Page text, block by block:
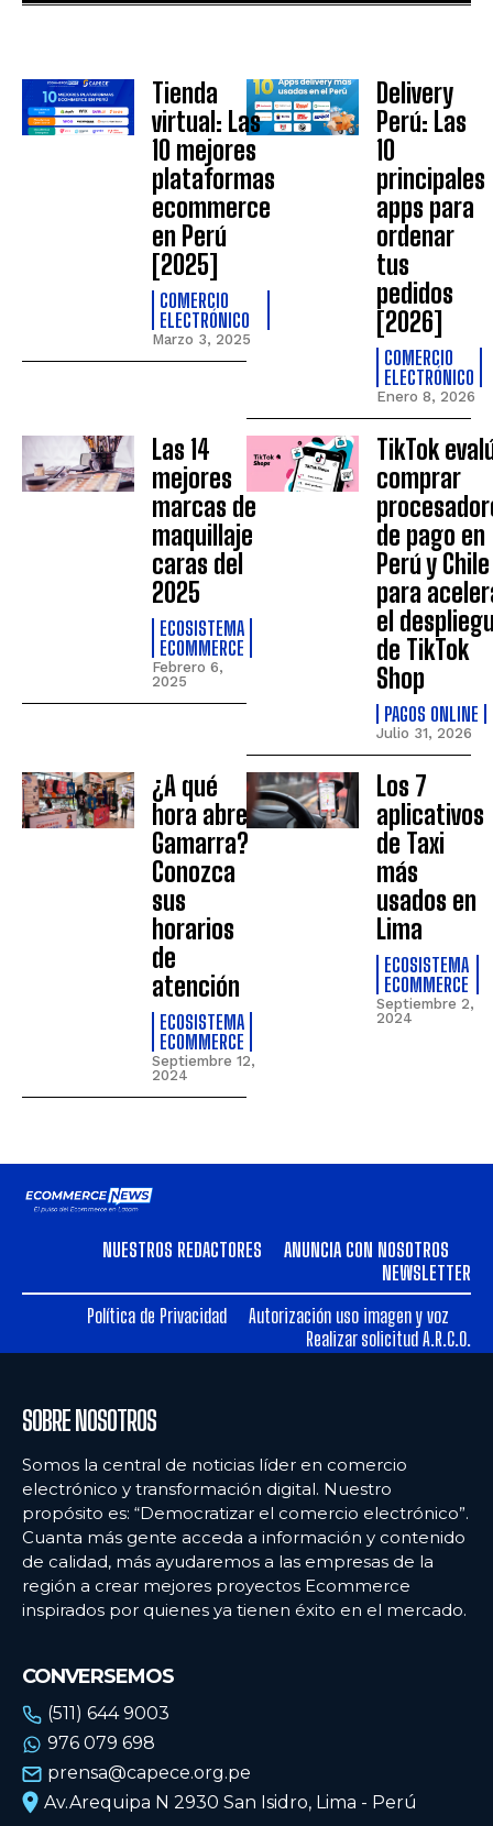
Tienda
virtual: Las
10 mejores
plataformas
ecommerce
en Perú
[2025]
COMERCIO
ELECTRÓNICO
Marzo 3, 2025
Delivery
Perú: Las
10
principales
apps para
ordenar
tus
pedidos
[2026]
COMERCIO
ELECTRÓNICO
Enero 8, 2026
Las 14
mejores
marcas de
maquillaje
caras del
2025
ECOSISTEMA
ECOMMERCE
Febrero 6,
2025
TikTok
comprar
de pago en
Perú y Chile
para
el
de TikTok
Shop
PAGOS ONLINE
Julio 31, 2026
¿A qué
hora abre
Gamarra?
Conozca
sus
horarios
de
atención
ECOSISTEMA
ECOMMERCE
Septiembre 12,
2024
Los 7
aplicativos
de Taxi
más
usados en
Lima
ECOSISTEMA
ECOMMERCE
Septiembre 2,
2024
NUESTROS REDACTORES
ANUNCIA CON NOSOTROS
NEWSLETTER
Política de Privacidad
Autorización uso imagen y voz
Realizar solicitud A.R.C.O.
SOBRE NOSOTROS
Somos la central de noticias líder en comercio
electrónico y transformación digital. Nuestro
propósito es: “Democratizar el comercio electrónico”.
Cuanta más gente acceda a información y contenido
de calidad, más ayudaremos a las empresas de la
región a crear mejores proyectos Ecommerce
inspirados por quienes ya tienen éxito en el mercado.
CONVERSEMOS
(511) 644 9003
976 079 698
prensa@capece.org.pe
Av.Arequipa N 2930 San Isidro, Lima - Perú